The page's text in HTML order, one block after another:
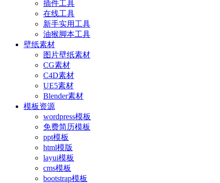
插件工具
在线工具
新手实用工具
油猴脚本工具
壁纸素材
图片壁纸素材
CG素材
C4D素材
UE5素材
Blender素材
模板资源
wordpress模板
免费简历模板
ppt模板
html模版
layui模板
cms模板
bootstrap模板